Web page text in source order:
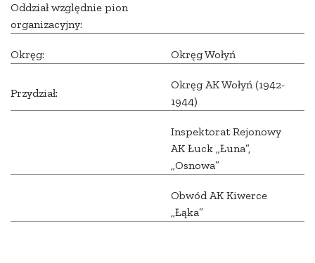
Oddział względnie pion
organizacyjny:
Okręg: Okręg Wołyń
Przydział:
Okręg AK Wołyń (1942-
1944)
Inspektorat Rejonowy
AK Łuck „Łuna”,
„Osnowa”
Obwód AK Kiwerce
„Łąka”